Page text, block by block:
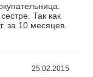
Так как
за 10 месяцев.
25.02.2015